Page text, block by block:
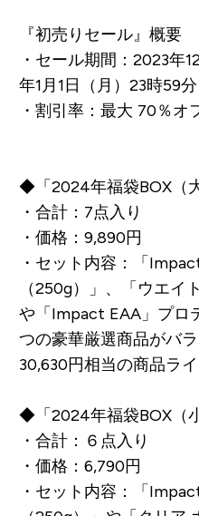
『初売りセール』概要
・セール期間：2023年
年1月1日（月）23時59
・割引率：最大 70％オ
◆「2024年福袋BOX（
・合計：7点入り
・価格： 9,890円
・セット内容：「
（250g）」、「ウエイ
や「Impact EAA」プロ
つの豪華厳選商品がバ
30,630円相当の商品ラ
◆「2024年福袋BOX（
・合計：６点入り
・価格： 6,790円
・セット内容：「